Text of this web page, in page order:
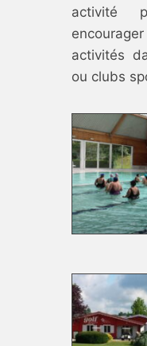
activité
activités
ou clubs